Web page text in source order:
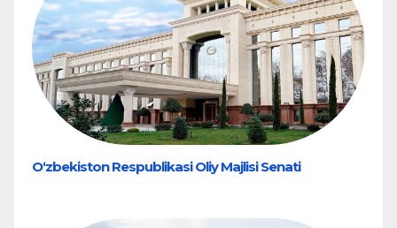
O‘zbekiston Respublikasi Oliy Majlisi Senati